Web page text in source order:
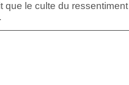
que le culte du